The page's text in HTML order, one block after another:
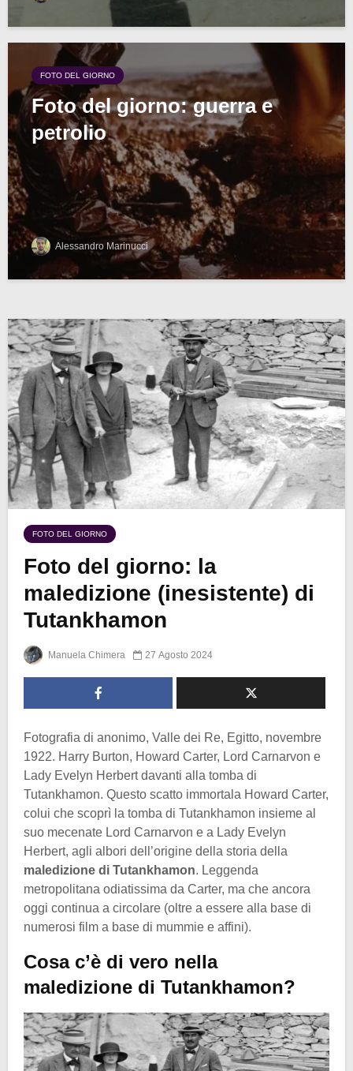
FOTO DEL GIORNO
Foto del giorno: guerra e
petrolio
Alessandro Marinucci
FOTO DEL GIORNO
Foto del giorno: la
maledizione (inesistente) di
Tutankhamon
Manuela Chimera 27 Agosto 2024
Fotografia di anonimo, Valle dei Re, Egitto, novembre
1922. Harry Burton, Howard Carter, Lord Carnarvon e
Lady Evelyn Herbert davanti alla tomba di
Tutankhamon. Questo scatto immortala Howard Carter,
colui che scoprì la tomba di Tutankhamon insieme al
suo mecenate Lord Carnarvon e a Lady Evelyn
Herbert, agli albori dell’origine della storia della
maledizione di Tutankhamon. Leggenda
metropolitana odiatissima da Carter, ma che ancora
oggi continua a circolare (oltre a essere alla base di
numerosi film a base di mummie e affini).
Cosa c’è di vero nella
maledizione di Tutankhamon?